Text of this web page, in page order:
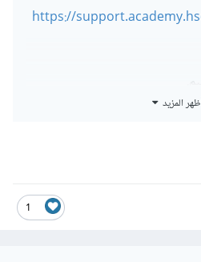
https://
المزيد
1